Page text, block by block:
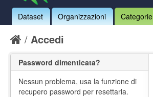
Dataset Organizzazioni Categorie
Accedi
Password dimenticata?
Nessun problema, usa la funzione di
recupero password per resettarla.